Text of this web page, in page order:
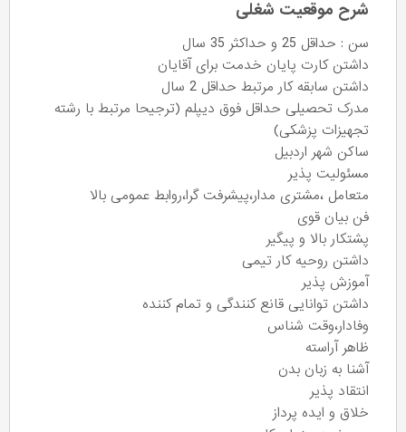
شرح موقعیت شغلی
سن : حداقل 25 و حداکثر 35 سال
داشتن کارت پایان خدمت برای آقایان
داشتن سابقه کار مرتبط حداقل 2 سال
مدرک تحصیلی حداقل فوق دیپلم (ترجیحا مرتبط با رشته
تجهیزات پزشکی)
ساکن شهر اردبیل
مسئولیت پذیر
متعامل ،مشتری مدار،پیشرفت گرا،روابط عمومی بالا
فن بیان قوی
پشتکار بالا و پیگیر
داشتن روحیه کار تیمی
آموزش پذیر
داشتن توانایی قانع کنندگی و تمام کننده
وفادار،وقت شناس
ظاهر آراسته
آشنا به زبان بدن
انتقاد پذیر
خلاق و ایده پرداز